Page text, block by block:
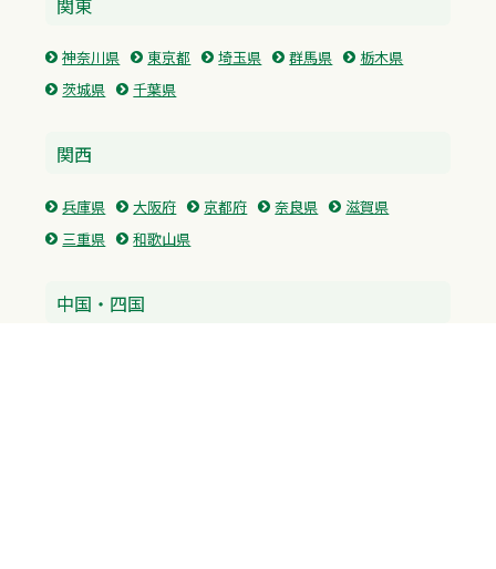
神奈川県 東京都 埼玉県 群馬県
栃木県
茨城県
千葉県
関西
兵庫県 大阪府 京都府 奈良県
滋賀県
三重県
和歌山県
中国・四国